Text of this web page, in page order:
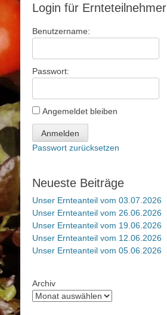
Login für Ernteteilnehmer
Benutzername:
Passwort:
Angemeldet bleiben
Anmelden
Passwort zurücksetzen
Neueste Beiträge
Unser Ernteanteil vom 03.07.2026
Unser Ernteanteil vom 26.06.2026
Unser Ernteanteil vom 19.06.2026
Unser Ernteanteil vom 12.06.2026
Unser Ernteanteil vom 05.06.2026
Archiv